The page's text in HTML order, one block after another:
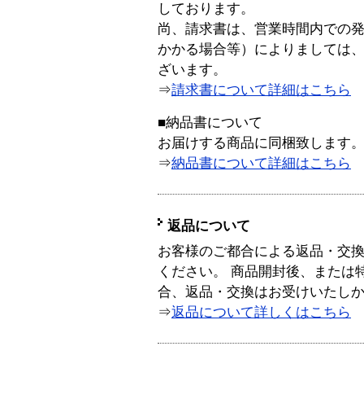
しております。
尚、請求書は、営業時間内での
かかる場合等）によりましては
ざいます。
⇒請求書について詳細はこちら
■納品書について
お届けする商品に同梱致します。
⇒納品書について詳細はこちら
返品について
お客様のご都合による返品・交
ください。 商品開封後、または
合、返品・交換はお受けいたし
⇒返品について詳しくはこちら